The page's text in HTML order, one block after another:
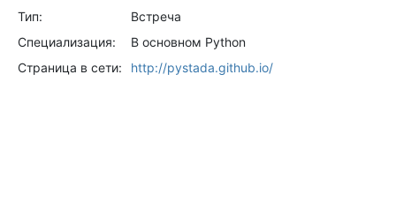
Тип:
Встреча
Специализация:
В основном Python
Страница в сети:
http://pystada.github.io/